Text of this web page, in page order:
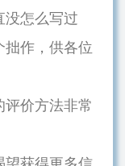
没怎么写过
作，供各位
价方法非常